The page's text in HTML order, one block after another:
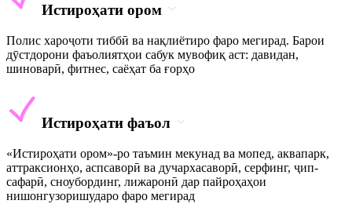
Истироҳати ором
Полис хароҷоти тиббӣ ва нақлиётиро фаро мегирад. Барои
дӯстдорони фаъолиятҳои сабук мувофиқ аст: давидан,
шиноварӣ, фитнес, саёҳат ба ғорҳо
Истироҳати фаъол
«Истироҳати ором»-ро таъмин мекунад ва мопед, аквапарк,
аттраксионҳо, аспсаворӣ ва дучархасаворӣ, серфинг, ҷип-
сафарӣ, сноубординг, лижаронӣ дар пайроҳаҳои
нишонгузоришударо фаро мегирад